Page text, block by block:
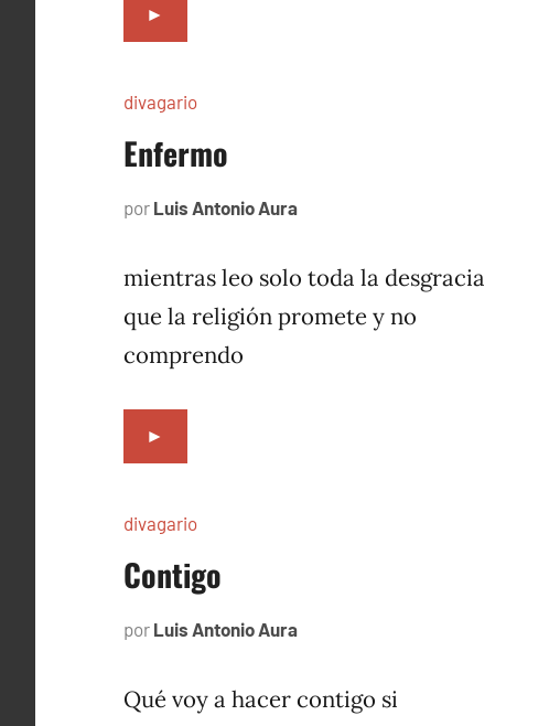
►
divagario
Enfermo
por Luis Antonio Aura
1996
mientras leo solo toda la desgracia
que la religión promete y no
comprendo
►
divagario
Contigo
por Luis Antonio Aura
1996
Qué voy a hacer contigo si